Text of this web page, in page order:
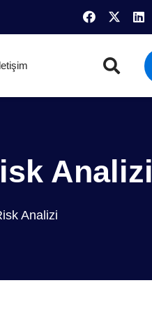
Analizi
Analizi